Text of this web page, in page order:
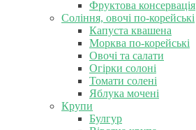
Фруктова консервація
Соління, овочі по-корейські
Капуста квашена
Морква по-корейські
Овочі та салати
Огірки солоні
Томати солені
Яблука мочені
Крупи
Булгур